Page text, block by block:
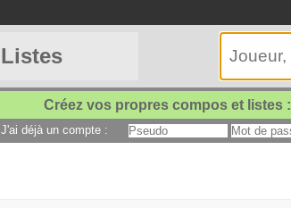
Listes
Créez vos propres compos et listes :
J'ai déjà un compte :